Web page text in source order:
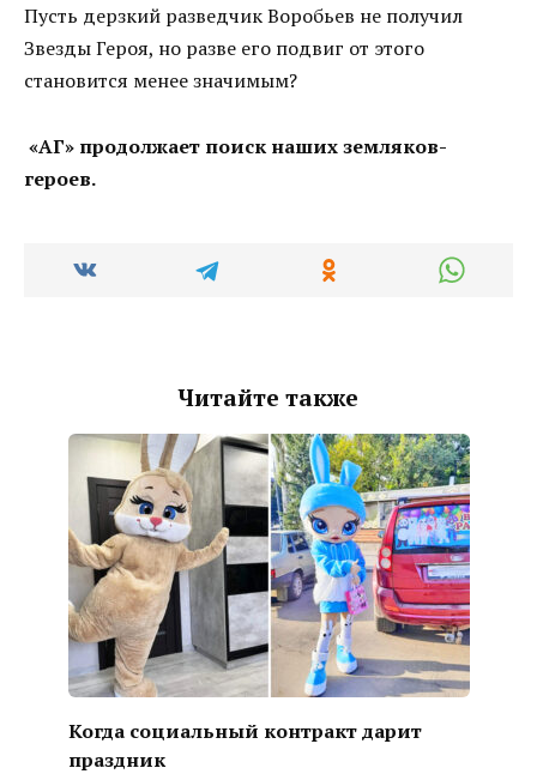
Пусть дерзкий разведчик Воробьев не получил
Звезды Героя, но разве его подвиг от этого
становится менее значимым?
«АГ» продолжает поиск наших земляков-
героев.
Читайте также
Когда социальный контракт дарит
праздник